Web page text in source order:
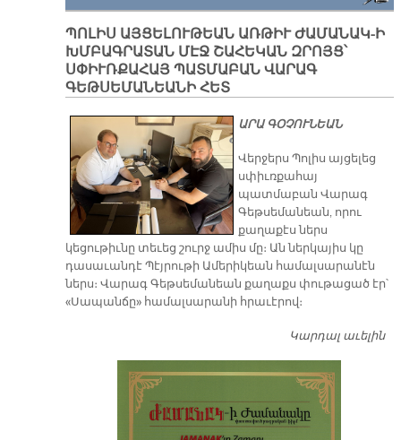
ՊՈԼԻՍ ԱՅՑԵԼՈՒԹԵԱՆ ԱՌԹԻՒ ԺԱՄԱՆԱԿ-Ի
ԽՄԲԱԳՐԱՏԱՆ ՄԷՋ ՇԱՀԵԿԱՆ ԶՐՈՅՑ՝
ՍՓԻՒՌՔԱՀԱՅ ՊԱՏՄԱԲԱՆ ՎԱՐԱԳ
ԳԵԹՍԵՄԱՆԵԱՆԻ ՀԵՏ
ԱՐԱ ԳՕՉՈՒՆԵԱՆ
Վերջերս Պոլիս այցելեց
սփիւռքահայ
պատմաբան Վարագ
Գեթսեմանեան, որու
քաղաքէս ներս
կեցութիւնը տեւեց շուրջ ամիս մը։ Ան ներկայիս կը
դասաւանդէ Պէյրութի Ամերիկեան համալսարանէն
ներս։ Վարագ Գեթսեմանեան քաղաքս փութացած էր՝
«Սապանճը» համալսարանի հրաւէրով։
Կարդալ աւելին